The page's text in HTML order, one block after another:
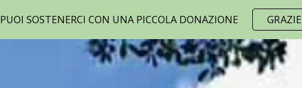
Skip to main content Skip to
PUOI SOSTENERCI CON UNA PICCOLA DONAZIONE